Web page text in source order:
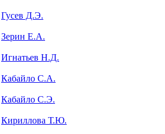
Гусев Д.Э.
Зерин Е.А.
Игнатьев Н.Д.
Кабайло С.А.
Кабайло С.Э.
Кириллова Т.Ю.